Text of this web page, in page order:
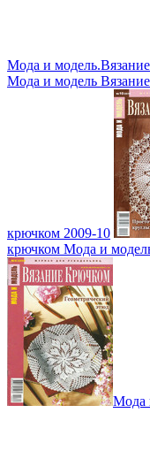
Мода и
Мода и модель
крючком 2009-10
крючком Мода и
Мода